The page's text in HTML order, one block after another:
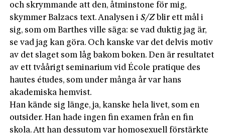
och skrymmande att den, åtminstone för mig,
skymmer Balzacs text. Analysen iS/Zblir ett mål i
sig, som om Barthes ville säga: se vad duktig jag är,
se vad jag kan göra. Och kanske var det delvis motiv
av det slaget som låg bakom boken. Den är resultatet
av ett tvåårigt seminarium vid École pratique des
hautes études, som under många år var hans
akademiska hemvist.
Han kände sig länge, ja, kanske hela livet, som en
outsider. Han hade ingen fin examen från en fin
skola. Att han dessutom var homosexuell förstärkte